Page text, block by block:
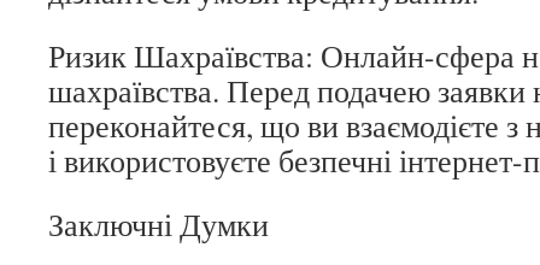
Ризик Шахраївства: Онлайн-сфера
шахраївства. Перед подачею заявки
переконайтеся, що ви взаємодієте
і використовуєте безпечні
Заключні Думки